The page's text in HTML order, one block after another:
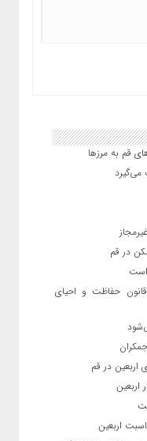
می‌گیرد
حفاظت و احیای